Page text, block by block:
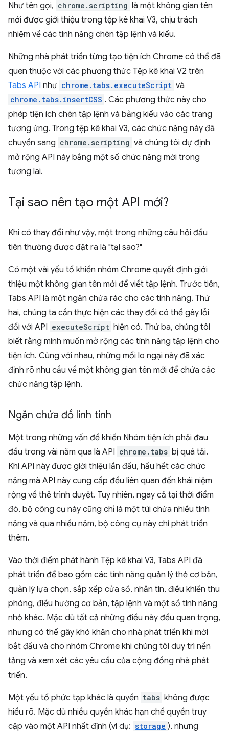
Như tên gọi, chrome.scripting là một không gian tên
mới được giới thiệu trong tệp kê khai V3, chịu trách
nhiệm về các tính năng chèn tập lệnh và kiểu.
Những nhà phát triển từng tạo tiện ích Chrome có thể đã
quen thuộc với các phương thức Tệp kê khai V2 trên
Tabs API như chrome.tabs.executeScript và
chrome.tabs.insertCSS . Các phương thức này cho
phép tiện ích chèn tập lệnh và bảng kiểu vào các trang
tương ứng. Trong tệp kê khai V3, các chức năng này đã
chuyển sang chrome.scripting và chúng tôi dự định
mở rộng API này bằng một số chức năng mới trong
tương lai.
Tại sao nên tạo một API mới?
Khi có thay đổi như vậy, một trong những câu hỏi đầu
tiên thường được đặt ra là "tại sao?"
Có một vài yếu tố khiến nhóm Chrome quyết định giới
thiệu một không gian tên mới để viết tập lệnh. Trước tiên,
Tabs API là một ngăn chứa rác cho các tính năng. Thứ
hai, chúng ta cần thực hiện các thay đổi có thể gây lỗi
đối với API executeScript hiện có. Thứ ba, chúng tôi
biết rằng mình muốn mở rộng các tính năng tập lệnh cho
tiện ích. Cùng với nhau, những mối lo ngại này đã xác
định rõ nhu cầu về một không gian tên mới để chứa các
chức năng tập lệnh.
Ngăn chứa đồ linh tinh
Một trong những vấn đề khiến Nhóm tiện ích phải đau
đầu trong vài năm qua là API chrome.tabs bị quá tải.
Khi API này được giới thiệu lần đầu, hầu hết các chức
năng mà API này cung cấp đều liên quan đến khái niệm
rộng về thẻ trình duyệt. Tuy nhiên, ngay cả tại thời điểm
đó, bộ công cụ này cũng chỉ là một túi chứa nhiều tính
năng và qua nhiều năm, bộ công cụ này chỉ phát triển
thêm.
Vào thời điểm phát hành Tệp kê khai V3, Tabs API đã
phát triển để bao gồm các tính năng quản lý thẻ cơ bản,
quản lý lựa chọn, sắp xếp cửa sổ, nhắn tin, điều khiển thu
phóng, điều hướng cơ bản, tập lệnh và một số tính năng
nhỏ khác. Mặc dù tất cả những điều này đều quan trọng,
nhưng có thể gây khó khăn cho nhà phát triển khi mới
bắt đầu và cho nhóm Chrome khi chúng tôi duy trì nền
tảng và xem xét các yêu cầu của cộng đồng nhà phát
triển.
Một yếu tố phức tạp khác là quyền tabs không được
hiểu rõ. Mặc dù nhiều quyền khác hạn chế quyền truy
cập vào một API nhất định (ví dụ: storage ), nhưng